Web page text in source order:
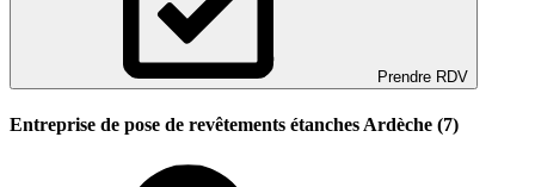
Prendre RDV
Entreprise de pose de revêtements étanches Ardèche (7)